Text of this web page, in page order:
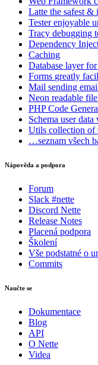
Latte the safest &
Testerenjoyable
Tracy debugging
Dependency
Caching
Database layer
Forms greatly
Mail sending
Neon readable
PHP Code
Schema user data
Utils collection of
…seznam všech
Nápověda a podpora
Forum
Slack #nette
Discord Nette
Release Notes
Placená podpora
Školení
Vše podstatné o
Commits
Naučte se
Dokumentace
Blog
API
O Nette
Videa